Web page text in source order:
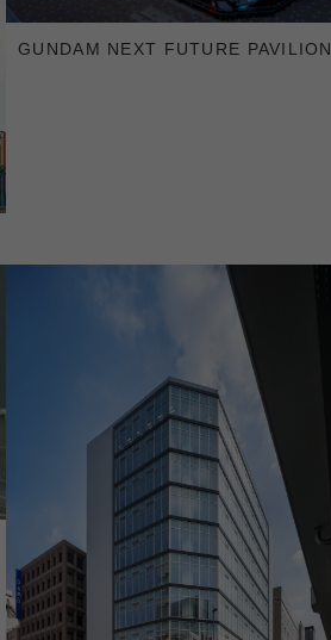
GUNDAM NEXT FUTURE PAVILION